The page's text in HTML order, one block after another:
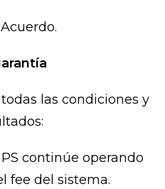
las condiciones y
continúe operando
fee del sistema.